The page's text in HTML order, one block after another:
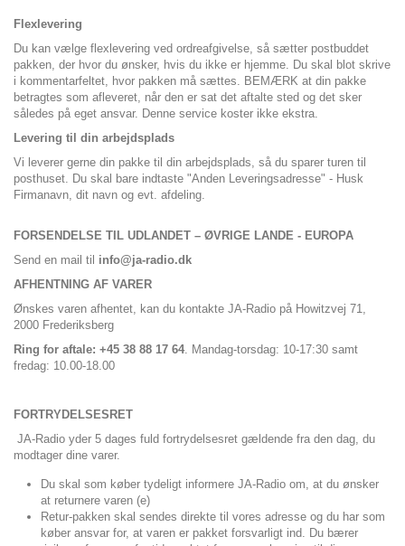
Flexlevering
Du kan vælge flexlevering ved ordreafgivelse, så sætter postbuddet
pakken, der hvor du ønsker, hvis du ikke er hjemme. Du skal blot skrive
i kommentarfeltet, hvor pakken må sættes. BEMÆRK at din pakke
betragtes som afleveret, når den er sat det aftalte sted og det sker
således på eget ansvar. Denne service koster ikke ekstra.
Levering til din arbejdsplads
Vi leverer gerne din pakke til din arbejdsplads, så du sparer turen til
posthuset. Du skal bare indtaste "Anden Leveringsadresse" - Husk
Firmanavn, dit navn og evt. afdeling.
FORSENDELSE TIL UDLANDET – ØVRIGE LANDE - EUROPA
Send en mail til info@ja-radio.dk
AFHENTNING AF VARER
Ønskes varen afhentet, kan du kontakte JA-Radio på Howitzvej 71,
2000 Frederiksberg
Ring for aftale: +45 38 88 17 64. Mandag-torsdag: 10-17:30 samt
fredag: 10.00-18.00
FORTRYDELSESRET
JA-Radio yder 5 dages fuld fortrydelsesret gældende fra den dag, du
modtager dine varer.
Du skal som køber tydeligt informere JA-Radio om, at du ønsker
at returnere varen (e)
Retur-pakken skal sendes direkte til vores adresse og du har som
køber ansvar for, at varen er pakket forsvarligt ind. Du bærer